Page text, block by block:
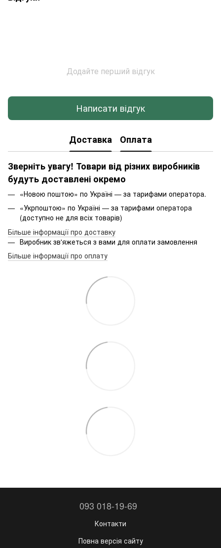
Додайте перший відгук
Написати відгук
Доставка Оплата
Зверніть увагу! Товари від різних виробників
будуть доставлені окремо
«Новою поштою» по Україні — за тарифами оператора.
«Укрпоштою» по Україні — за тарифами оператора
(доступно не для всіх товарів)
Більше інформації про доставку
Виробник зв'яжеться з вами для оплати замовлення
Більше інформації про оплату
093 018-19-69
Контакти
Повна версія сайту